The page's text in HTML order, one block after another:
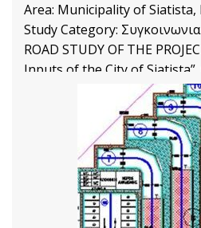
Area: Municipality of
Study Category:
ROAD STUDY OF THE
Inputs of the City of
Transport and
Διαβάστε Περισσότερα